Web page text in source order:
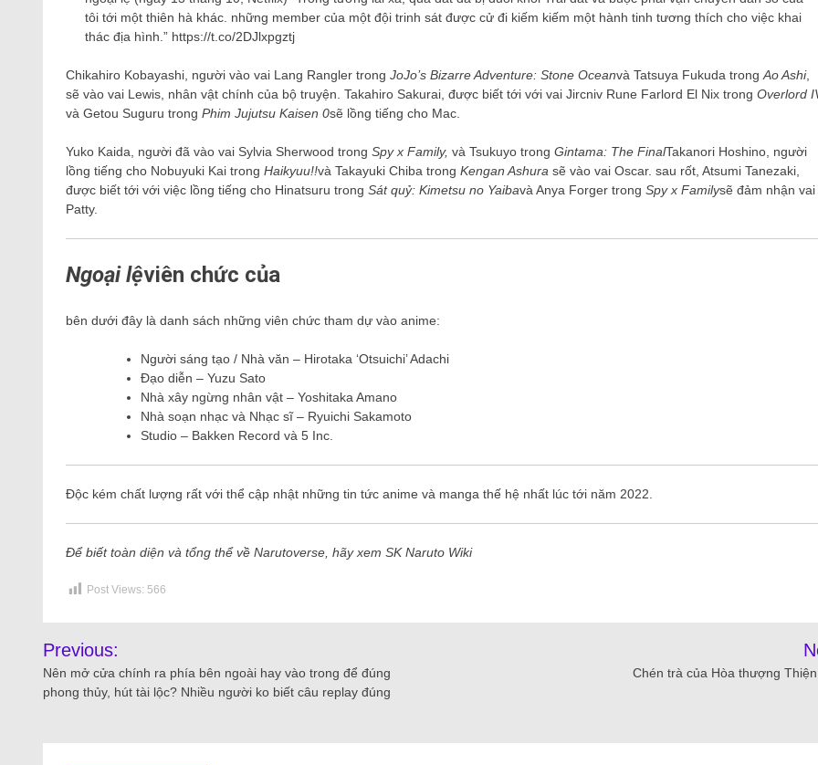
tôi tới một thiên hà khác. những member của một đội trinh sát được cử đi kiếm kiếm một hành tinh tương thích cho việc khai
thác địa hình.” https://t.co/2DJlxpgztj
Chikahiro Kobayashi, người vào vai Lang Rangler trong JoJo’s Bizarre Adventure: Stone Oceanvà Tatsuya Fukuda trong Ao Ashi,
sẽ vào vai Lewis, nhân vật chính của bộ truyện. Takahiro Sakurai, được biết tới với vai Jircniv Rune Farlord El Nix trong Overlord
và Getou Suguru trong Phim Jujutsu Kaisen 0sẽ lồng tiếng cho Mac.
Yuko Kaida, người đã vào vai Sylvia Sherwood trong Spy x Family, và Tsukuyo trong Gintama: The FinalTakanori Hoshino, người
lồng tiếng cho Nobuyuki Kai trong Haikyuu!!và Takayuki Chiba trong Kengan Ashura sẽ vào vai Oscar. sau rốt, Atsumi Tanezaki,
được biết tới với việc lồng tiếng cho Hinatsuru trong Sát quỷ: Kimetsu no Yaibavà Anya Forger trong Spy x Familysẽ đảm nhận vai
Patty.
Ngoại lệviên chức của
bên dưới đây là danh sách những viên chức tham dự vào anime:
Người sáng tạo / Nhà văn – Hirotaka ‘Otsuichi’ Adachi
Đạo diễn – Yuzu Sato
Nhà xây ngừng nhân vật – Yoshitaka Amano
Nhà soạn nhạc và Nhạc sĩ – Ryuichi Sakamoto
Studio – Bakken Record và 5 Inc.
Độc kém chất lượng rất với thể cập nhật những tin tức anime và manga thế hệ nhất lúc tới năm 2022.
Để biết toàn diện và tổng thể về Narutoverse, hãy xem SK Naruto Wiki
Post Views: 566
Previous:
Nên mở cửa chính ra phía bên ngoài hay vào trong để đúng
phong thủy, hút tài lộc? Nhiều người ko biết câu replay đúng
Chén trà của Hòa thượng